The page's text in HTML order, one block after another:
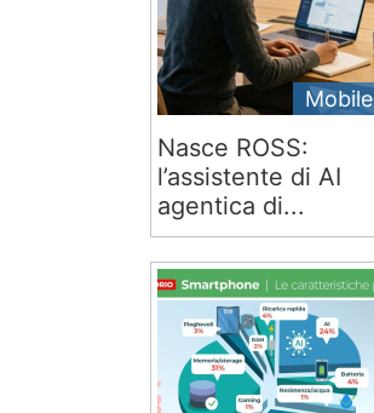
Mobile
Nasce ROSS:
l’assistente di AI
agentica di...